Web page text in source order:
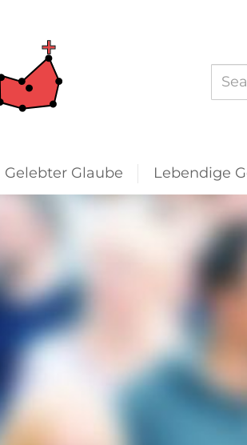
Gelebter Glaube Lebendige